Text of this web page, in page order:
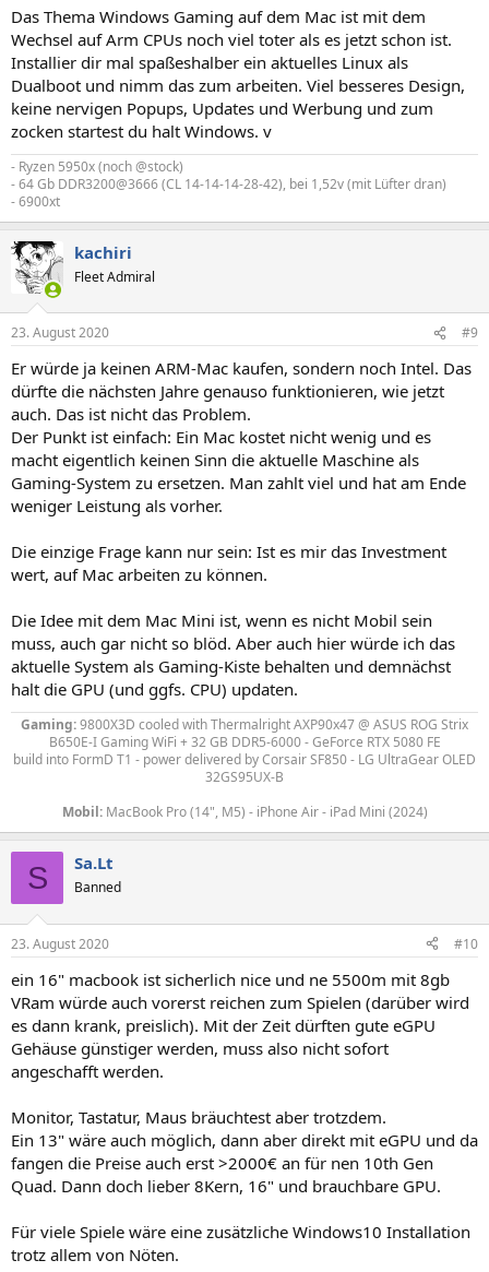
Das Thema Windows Gaming auf dem Mac ist mit dem
Wechsel auf Arm CPUs noch viel toter als es jetzt schon ist.
Installier dir mal spaßeshalber ein aktuelles Linux als
Dualboot und nimm das zum arbeiten. Viel besseres Design,
keine nervigen Popups, Updates und Werbung und zum
zocken startest du halt Windows. v
- Ryzen 5950x (noch @stock)
- 64 Gb DDR3200@3666 (CL 14-14-14-28-42), bei 1,52v (mit Lüfter dran)
- 6900xt
kachiri
Fleet Admiral
23. August 2020 #9
Er würde ja keinen ARM-Mac kaufen, sondern noch Intel. Das
dürfte die nächsten Jahre genauso funktionieren, wie jetzt
auch. Das ist nicht das Problem.
Der Punkt ist einfach: Ein Mac kostet nicht wenig und es
macht eigentlich keinen Sinn die aktuelle Maschine als
Gaming-System zu ersetzen. Man zahlt viel und hat am Ende
weniger Leistung als vorher.
Die einzige Frage kann nur sein: Ist es mir das Investment
wert, auf Mac arbeiten zu können.
Die Idee mit dem Mac Mini ist, wenn es nicht Mobil sein
muss, auch gar nicht so blöd. Aber auch hier würde ich das
aktuelle System als Gaming-Kiste behalten und demnächst
halt die GPU (und ggfs. CPU) updaten.
Gaming:9800X3D cooled with Thermalright AXP90x47@ ASUS ROG Strix
B650E-I Gaming WiFi + 32 GB DDR5-6000 - GeForce RTX 5080 FE
build into FormD T1 - power delivered byCorsair SF850 - LG UltraGear OLED
32GS95UX-B
Mobil:MacBook Pro (14", M5) - iPhone Air - iPad Mini (2024)
S Sa.Lt
Banned
23. August 2020 #10
ein 16" macbook ist sicherlich nice und ne 5500m mit 8gb
VRam würde auch vorerst reichen zum Spielen (darüber wird
es dann krank, preislich). Mit der Zeit dürften gute eGPU
Gehäuse günstiger werden, muss also nicht sofort
angeschafft werden.
Monitor, Tastatur, Maus bräuchtest aber trotzdem.
Ein 13" wäre auch möglich, dann aber direkt mit eGPU und da
fangen die Preise auch erst >2000€ an für nen 10th Gen
Quad. Dann doch lieber 8Kern, 16" und brauchbare GPU.
Für viele Spiele wäre eine zusätzliche Windows10 Installation
trotz allem von Nöten.